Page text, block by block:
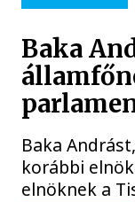
Baka
Baka
korábbi
elnöknek a